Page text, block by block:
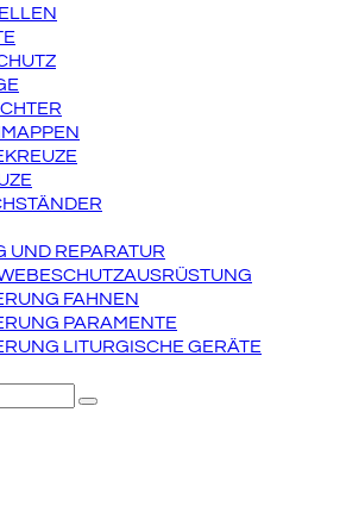
UND REPARATUR
FAHNEN
PARAMENTE
LITURGISCHE GERÄTE
Senden